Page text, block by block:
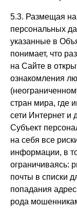
5.3. Размещая
персональных
указанные в
понимает, что
на Сайте в
ознакомления
стран мира, где
сети Интернет и
Субъект
на себя все
информации, в
ограничиваясь:
почты в списки
попадания
рода